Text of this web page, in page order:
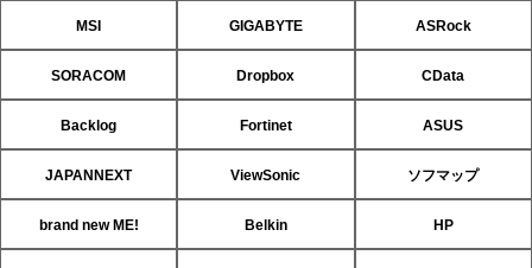
MSI GIGABYTE ASRock
SORACOM Dropbox CData
Backlog Fortinet ASUS
JAPANNEXT ViewSonic ソフマップ
brand new ME! Belkin HP